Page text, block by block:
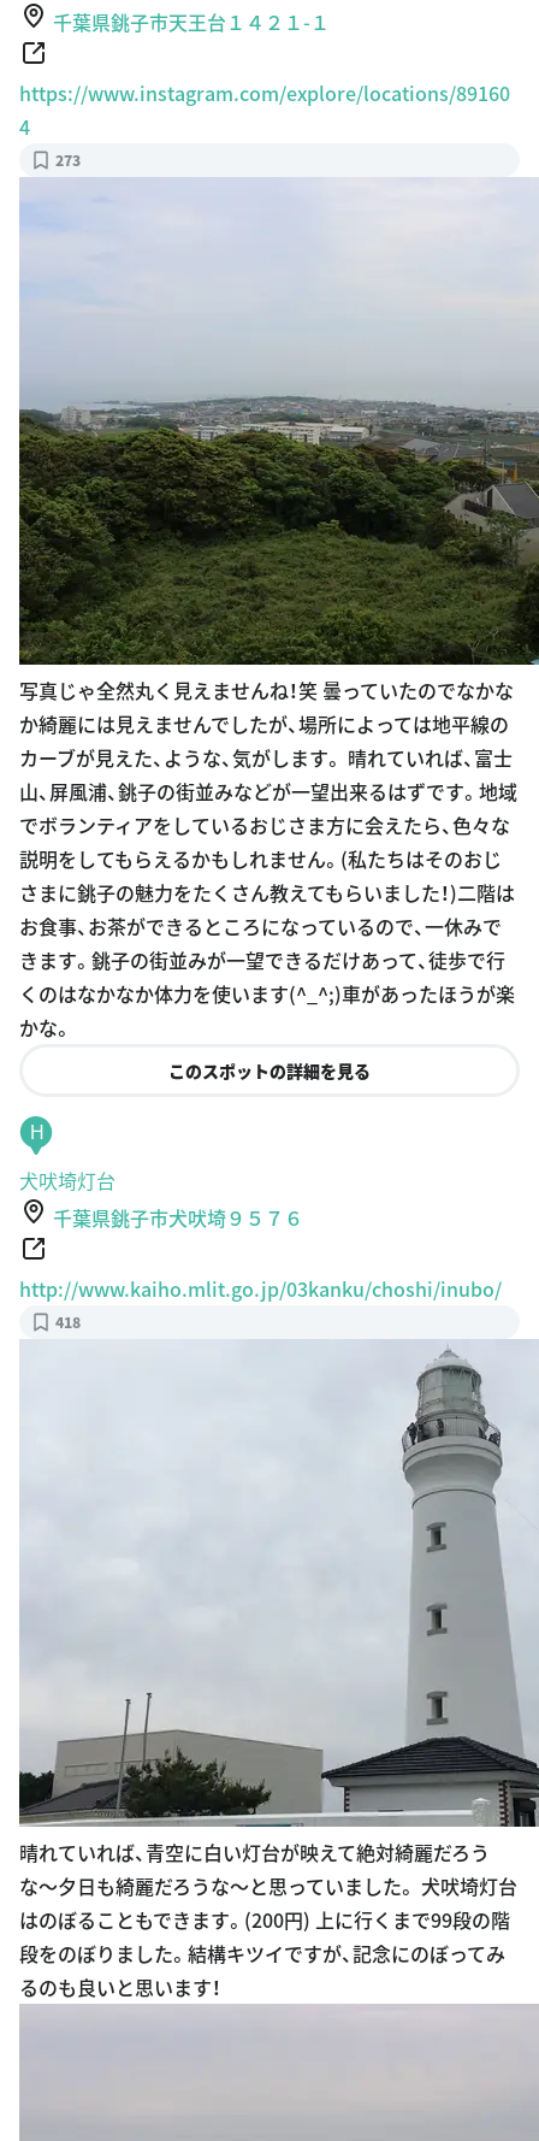
https://www.instagram.com/explore/locations/89160
4
写真じゃ全然丸く見えませんね！笑 曇っていたのでなかな
か綺麗には見えませんでしたが、場所によっては地平線の
カーブが見えた、ような、気がします。 晴れていれば、富士
山、屏風浦、銚子の街並みなどが一望出来るはずです。地域
でボランティアをしているおじさま方に会えたら、色々な
説明をしてもらえるかもしれません。(私たちはそのおじ
さまに銚子の魅力をたくさん教えてもらいました！)二階は
お食事、お茶ができるところになっているので、一休みで
きます。銚子の街並みが一望できるだけあって、徒歩で行
くのはなかなか体力を使います(^_^;)車があったほうが楽
かな。
犬吠埼灯台
千葉県銚子市犬吠埼９５７６
http://www.kaiho.mlit.go.jp/03kanku/choshi/inubo/
418
晴れていれば、青空に白い灯台が映えて絶対綺麗だろう
な〜夕日も綺麗だろうな〜と思っていました。 犬吠埼灯台
はのぼることもできます。(200円) 上に行くまで99段の階
段をのぼりました。結構キツイですが、記念にのぼってみ
るのも良いと思います！